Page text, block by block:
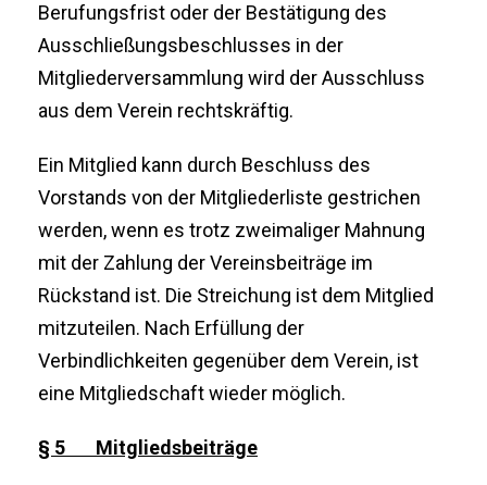
Berufungsfrist oder der Bestätigung des
Ausschließungsbeschlusses in der
Mitgliederversammlung wird der Ausschluss
aus dem Verein rechtskräftig.
Ein Mitglied kann durch Beschluss des
Vorstands von der Mitgliederliste gestrichen
werden, wenn es trotz zweimaliger Mahnung
mit der Zahlung der Vereinsbeiträge im
Rückstand ist. Die Streichung ist dem Mitglied
mitzuteilen. Nach Erfüllung der
Verbindlichkeiten gegenüber dem Verein, ist
eine Mitgliedschaft wieder möglich.
§ 5 Mitgliedsbeiträge